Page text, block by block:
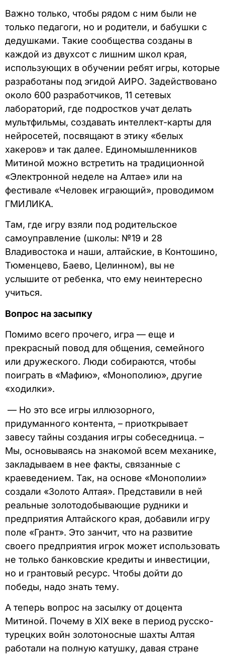
Важно только, чтобы рядом с ним были не
только педагоги, но и родители, и бабушки с
дедушками. Такие сообщества созданы в
каждой из двухсот с лишним школ края,
использующих в обучении ребят игры, которые
разработаны под эгидой АИРО. Задействовано
около 600 разработчиков, 11 сетевых
лабораторий, где подростков учат делать
мультфильмы, создавать интеллект-карты для
нейросетей, посвящают в этику «белых
хакеров» и так далее. Единомышленников
Митиной можно встретить на традиционной
«Электронной неделе на Алтае» или на
фестивале «Человек играющий», проводимом
ГМИЛИКА.
Там, где игру взяли под родительское
самоуправление (школы: №19 и 28
Владивостока и наши, алтайские, в Контошино,
Тюменцево, Баево, Целинном), вы нe
услышите от ребенка, что ему неинтересно
учиться.
Вопрос на засыпку
Помимо всего прочего, игра — еще и
прекрасный повод для общения, семейного
или дружеского. Люди собираются, чтобы
поиграть в «Мафию», «Монополию», другие
«ходилки».
— Но это все игры иллюзорного,
придуманного контента, – приоткрывает
завесу тайны создания игры собеседница. –
Мы, основываясь на знакомой всем механике,
закладываем в нее факты, связанные с
краеведением. Так, на основе «Монополии»
создали «Золото Алтая». Представили в ней
реальные золотодобывающие рудники и
предприятия Алтайского края, добавили игру
поле «Грант». Это занчит, что на развитие
своего предприятия игрок может использовать
не только банковские кредиты и инвестиции,
но и грантовый ресурс. Чтобы дойти до
победы, надо знать тему.
А теперь вопрос на засылку от доцента
Митиной. Почему в ХIХ веке в период русско-
турецких войн золотоносные шахты Алтая
работали на полную катушку, давая стране